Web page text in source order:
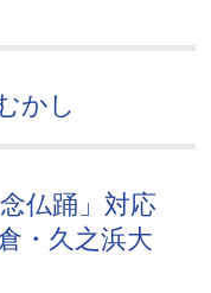
かし
仏踊」対応
・久之浜大